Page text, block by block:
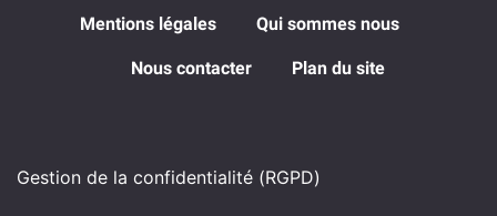
Mentions légales Qui sommes nous
Nous contacter Plan du site
Gestion de la confidentialité (RGPD)